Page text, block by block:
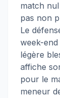
match
pas non
Le
week-
légère
affiche
pour le
meneur